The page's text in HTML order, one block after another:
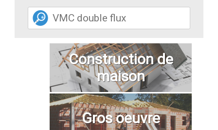
Construction de
maison
Gros oeuvre